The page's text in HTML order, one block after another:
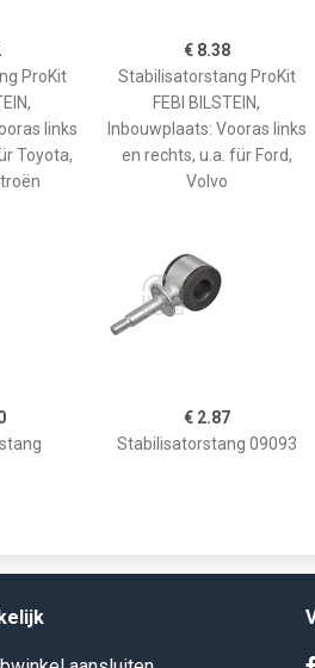
ProKit
links
Toyota,
€ 8.38
Stabilisatorstang ProKit
FEBI BILSTEIN,
Inbouwplaats: Vooras links
en rechts, u.a. für Ford,
Volvo
€ 2.87
Stabilisatorstang 09093